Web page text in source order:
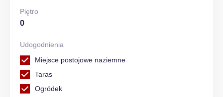
Piętro
0
Udogodnienia
Miejsce postojowe naziemne
Taras
Ogródek